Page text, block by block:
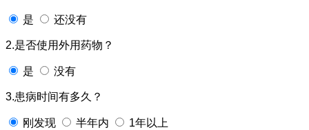
是 还没有
2.是否使用外用药物？
是 没有
3.患病时间有多久？
刚发现 半年内 1年以上